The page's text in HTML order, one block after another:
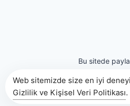
Bu sitede
Web sitemizde size en iyi
Gizlilik ve Kişisel Veri Politikası.